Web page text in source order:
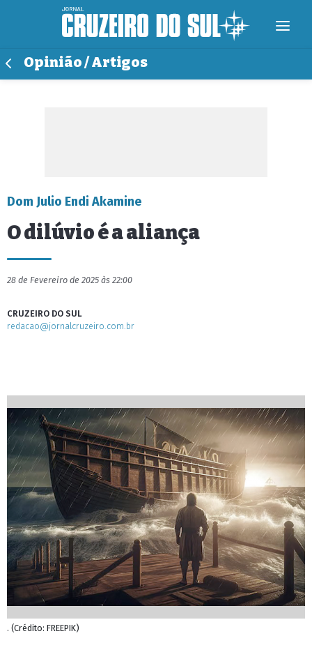
Opinião / Artigos
Dom Julio Endi Akamine
O dilúvio é a aliança
28 de Fevereiro de 2025 às 22:00
CRUZEIRO DO SUL
redacao@jornalcruzeiro.com.br
. (Crédito: FREEPIK)